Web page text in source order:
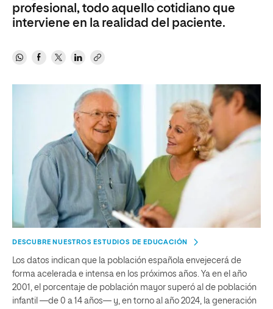
profesional, todo aquello cotidiano que
interviene en la realidad del paciente.
DESCUBRE NUESTROS ESTUDIOS DE EDUCACIÓN
Los datos indican que la población española envejecerá de
forma acelerada e intensa en los próximos años. Ya en el año
2001, el porcentaje de población mayor superó al de población
infantil —de 0 a 14 años— y, en torno al año 2024, la generación